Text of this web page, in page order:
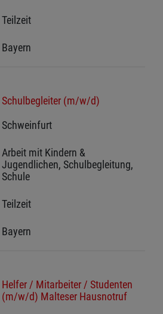
Teilzeit
Bayern
Schulbegleiter (m/w/d)
Schweinfurt
Arbeit mit Kindern &
Jugendlichen, Schulbegleitung,
Schule
Teilzeit
Bayern
Helfer / Mitarbeiter / Studenten
(m/w/d) Malteser Hausnotruf